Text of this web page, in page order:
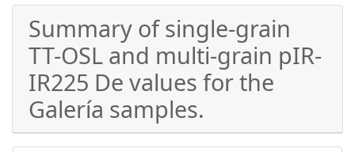
Summary of single-grain
TT-OSL and multi-grain pIR-
IR225 De values for the
Galería samples.